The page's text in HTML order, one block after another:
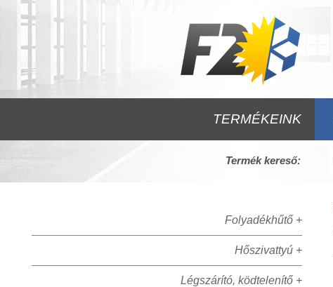
TERMÉKEINK
Termék kereső:
Folyadékhűtő +
Hőszivattyú +
Légszárító, ködtelenítő +